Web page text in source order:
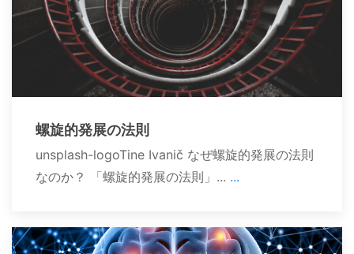
螺旋的発展の法則
unsplash-logoTine Ivanič なぜ螺旋的発展の法則
なのか？ 「螺旋的発展の法則」... ...